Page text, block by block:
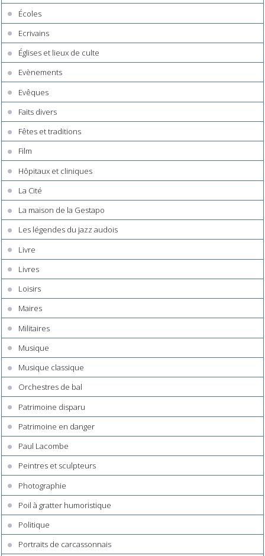
Écoles
Ecrivains
Églises et lieux de culte
Evènements
Evêques
Faits divers
Fêtes et traditions
Film
Hôpitaux et cliniques
La Cité
La maison de la Gestapo
Les légendes du jazz audois
Livre
Livres
Loisirs
Maires
Militaires
Musique
Musique classique
Orchestres de bal
Patrimoine disparu
Patrimoine en danger
Paul Lacombe
Peintres et sculpteurs
Photographie
Poil à gratter humoristique
Politique
Portraits de carcassonnais